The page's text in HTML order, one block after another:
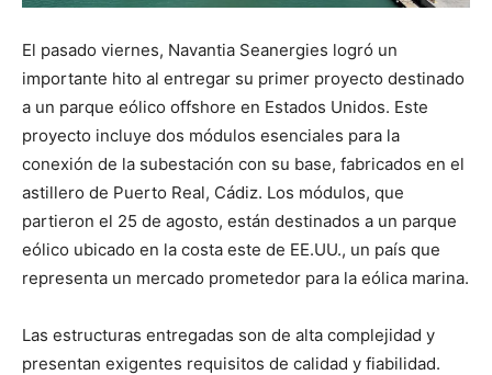
El pasado viernes, Navantia Seanergies logró un
importante hito al entregar su primer proyecto destinado
a un parque eólico offshore en Estados Unidos. Este
proyecto incluye dos módulos esenciales para la
conexión de la subestación con su base, fabricados en el
astillero de Puerto Real, Cádiz. Los módulos, que
partieron el 25 de agosto, están destinados a un parque
eólico ubicado en la costa este de EE.UU., un país que
representa un mercado prometedor para la eólica marina.
Las estructuras entregadas son de alta complejidad y
presentan exigentes requisitos de calidad y fiabilidad.